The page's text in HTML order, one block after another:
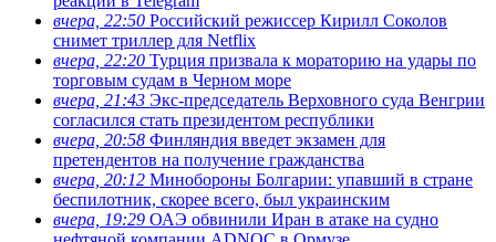
вчера, 22:50 Российский режиссер Кирилл Соколов
снимет триллер для Netflix
вчера, 22:20 Турция призвала к мораторию на удары по
торговым судам в Черном море
вчера, 21:43 Экс-председатель Верховного суда Венгрии
согласился стать президентом республики
вчера, 20:58 Финляндия введет экзамен для
претендентов на получение гражданства
вчера, 20:12 Минобороны Болгарии: упавший в стране
беспилотник, скорее всего, был украинским
вчера, 19:29 ОАЭ обвинили Иран в атаке на судно